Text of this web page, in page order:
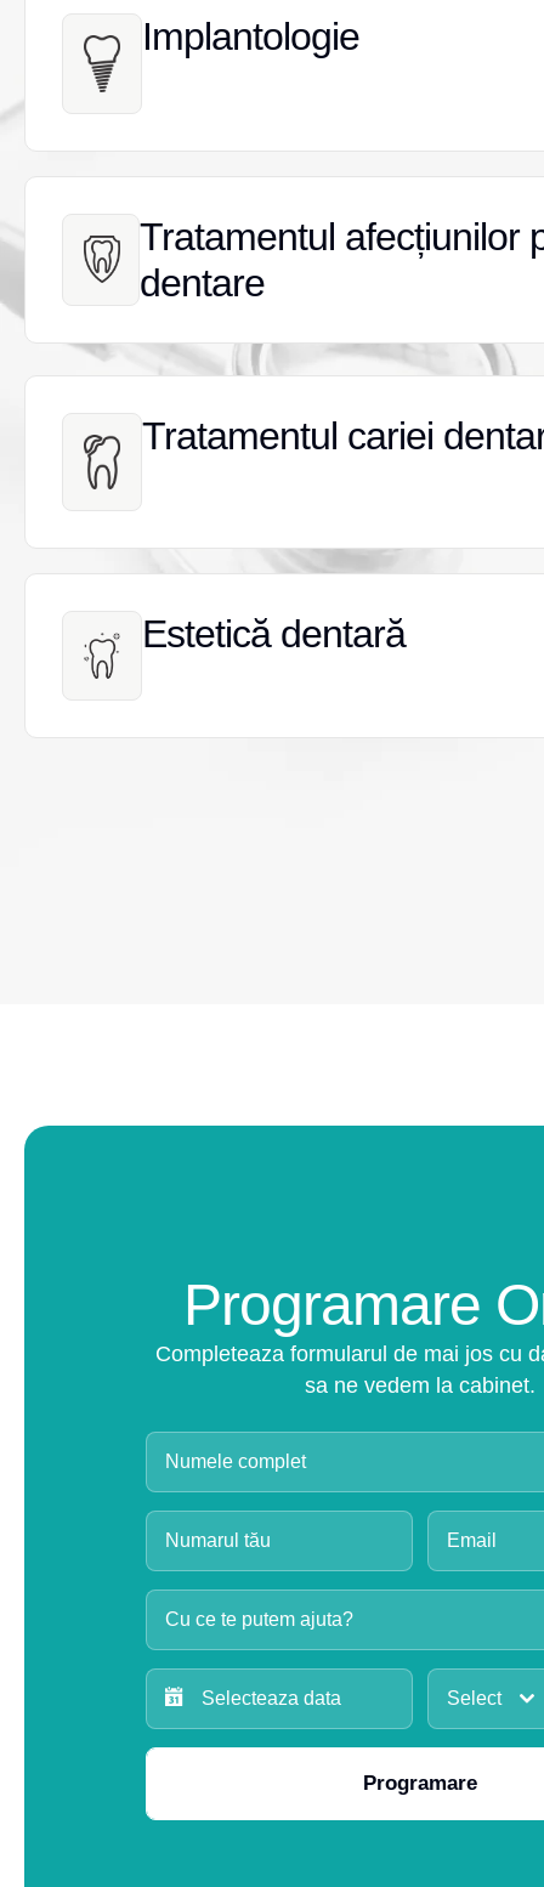
Implantologie
Implantologie
Tratamentul afecțiunilor
dentare
Tratamentul afecțiunilor
dentare
Tratamentul cariei
Tratamentul cariei
Estetică dentară
Estetică dentară
Programare
Completeaza formularul de mai jos cu
sa ne vedem la cabinet.
Cu ce te putem ajuta?
Select
Programare